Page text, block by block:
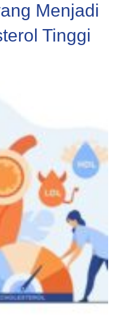
Menjadi
Tinggi